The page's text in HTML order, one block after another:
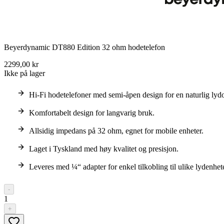
Beyerdynamic DT880 Edition 32 ohm hodetelefon
2299,00 kr
Ikke på lager
Hi-Fi hodetelefoner med semi-åpen design for en naturlig
Komfortabelt design for langvarig bruk.
Allsidig impedans på 32 ohm, egnet for mobile enheter.
Laget i Tyskland med høy kvalitet og presisjon.
Leveres med ¼“ adapter for enkel tilkobling til ulike
-
1
+